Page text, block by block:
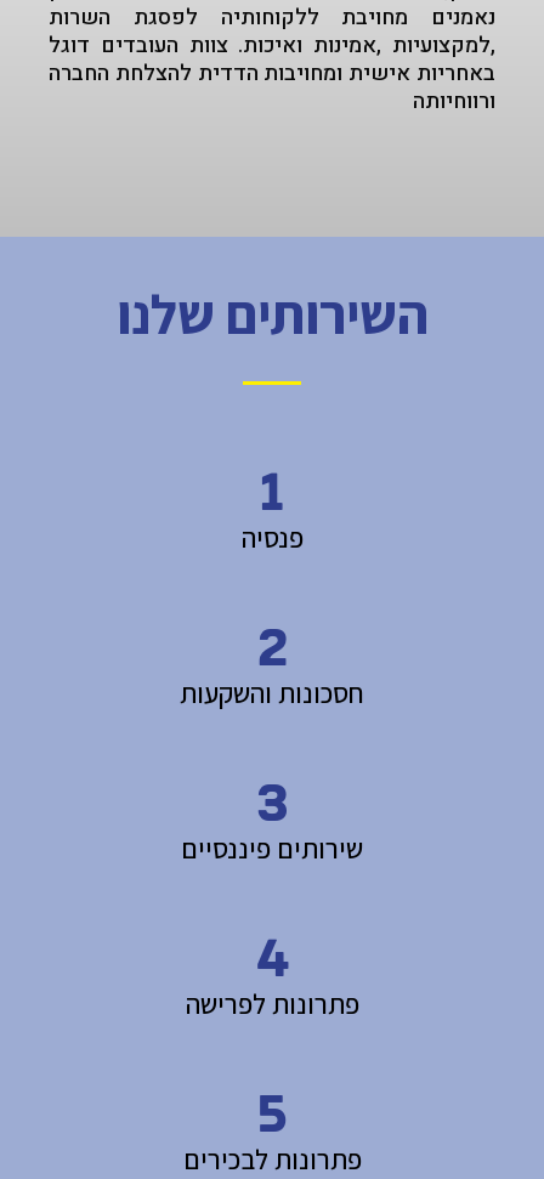
נאמנים מחויבת ללקוחותיה לפסגת השרות
,למקצועיות ,אמינות ואיכות. צוות העובדים דוגל
באחריות אישית ומחויבות הדדית להצלחת החברה
ורווחיותה
השירותים שלנו
1
פנסיה
2
חסכונות והשקעות
3
שירותים פיננסיים
4
פתרונות לפרישה
5
פתרונות לבכירים